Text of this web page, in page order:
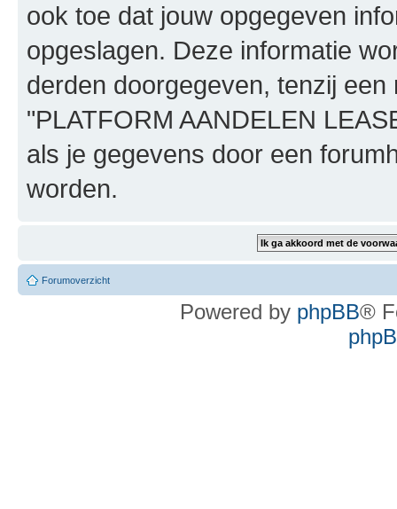
ook toe dat jouw opgegeven
opgeslagen. Deze informatie
derden doorgegeven, tenzij
"PLATFORM AANDELEN
als je gegevens door een
worden.
Forumoverzicht
Powered by phpBB®